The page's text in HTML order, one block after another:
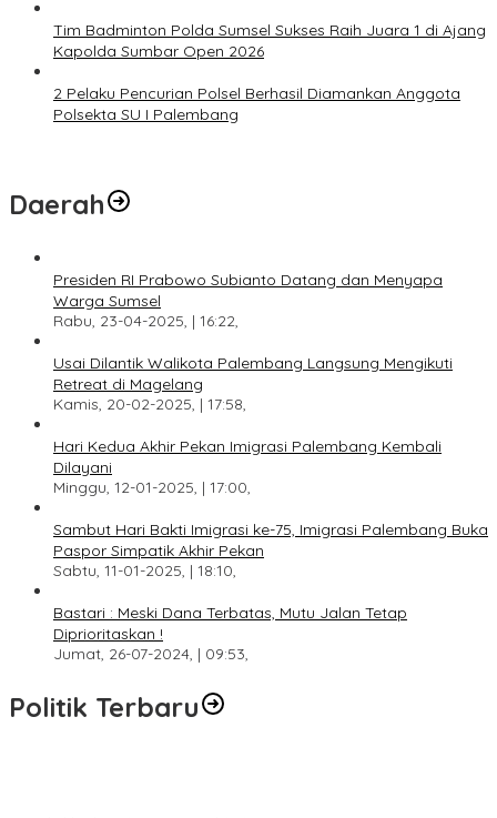
Tim Badminton Polda Sumsel Sukses Raih Juara 1 di Ajang
Kapolda Sumbar Open 2026
2 Pelaku Pencurian Polsel Berhasil Diamankan Anggota
Polsekta SU I Palembang
Daerah
Presiden RI Prabowo Subianto Datang dan Menyapa
Warga Sumsel
Rabu, 23-04-2025, | 16:22,
Usai Dilantik Walikota Palembang Langsung Mengikuti
Retreat di Magelang
Kamis, 20-02-2025, | 17:58,
Hari Kedua Akhir Pekan Imigrasi Palembang Kembali
Dilayani
Minggu, 12-01-2025, | 17:00,
Sambut Hari Bakti Imigrasi ke-75, Imigrasi Palembang Buka
Paspor Simpatik Akhir Pekan
Sabtu, 11-01-2025, | 18:10,
Bastari : Meski Dana Terbatas, Mutu Jalan Tetap
Diprioritaskan !
Jumat, 26-07-2024, | 09:53,
Politik Terbaru